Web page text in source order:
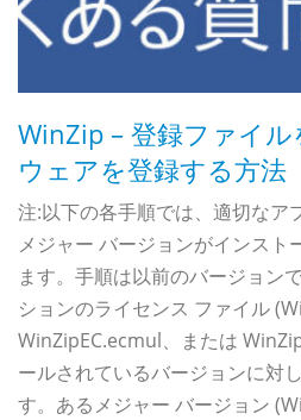
WinZip – 登録ファイル
ウェアを登録する方法
注:以下の各手順では、適切なア
メジャー バージョンがインスト
ます。手順は以前のバージョン
ションのライセンス ファイル
WinZipEC.ecmul、または
ールされているバージョンに対
す。あるメジャー バージョン